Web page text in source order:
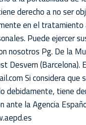
derecho a no ser
en el
Puede ejercer
nosotros Pg. De la
Desvern (Barcelona).
Si considera que
debidamente, tiene
ante la Agencia